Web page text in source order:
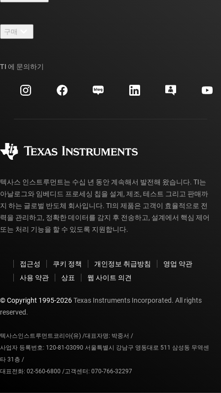
채용
뉴스룸
이벤트
투자 관계
TI E2E™ 설계 지원 포럼
대체품 검색
고객 지원 센터
myTI 계정 FAQ
구매
주문 FAQ
TI 에 문의하기
텍사스 인스트루먼트는 수십 년 동안 계속해서 발전해 왔습니다. TI는
아날로그와 임베디드 프로세싱 칩을 설계, 제조, 테스트 그리고 판매까
지 하는 글로벌 반도체 회사입니다. TI의 제품은 고객이 효율적으로 전
력을 관리하고, 정확한 데이터를 감지 후 전송하고, 설계에서 핵심 제어
또는 처리 기능을 할 수 있도록 지원합니다.
접근성 쿠키 정책 개인정보 취급방침
영업 약관
사용 약관
상표 웹 사이트 의견
© Copyright 1995-2026Texas Instruments Incorporated. All rights
reserved.
텍사스인스트루먼트코리아(유) /대표자명: 박중서 /
사업자 등록번호: 120-81-03090 서울특별시 강남구 영동대로 511 삼성동 무역센
타 31층 /
대표전화: 02-560-6800 /고객센터: 070-766-32297